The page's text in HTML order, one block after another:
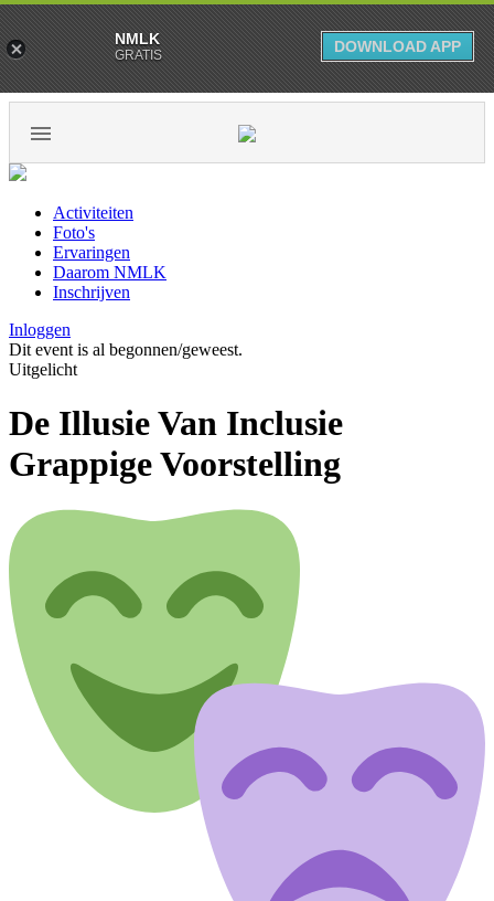
Activiteiten
Foto's
Ervaringen
Daarom NMLK
Inschrijven
Inloggen
Dit event is al begonnen/geweest.
Uitgelicht
De Illusie Van Inclusie
Grappige Voorstelling
NMLK
GRATIS DOWNLOAD APP